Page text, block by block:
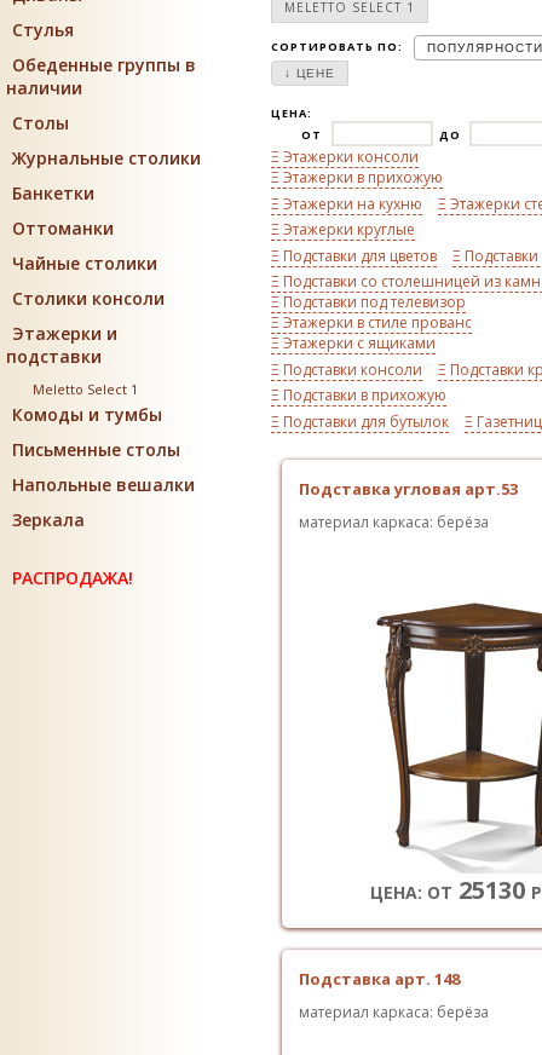
Стулья
Обеденные группы в
наличии
Столы
Журнальные столики
Банкетки
Оттоманки
Чайные столики
Столики консоли
Этажерки и
подставки
Meletto Select 1
Комоды и тумбы
Письменные столы
Напольные вешалки
Зеркала
РАСПРОДАЖА!
MELETTO SELECT 1
СОРТИРОВАТЬ ПО:
ПОПУЛЯРНОСТИ
↓ ЦЕНЕ
ЦЕНА:
ОТ
ДО
Ξ Этажерки консоли
Ξ Этажерки в прихожую
Ξ Этажерки на кухню
Ξ Этажерки
Ξ Этажерки круглые
Ξ Подставки для цветов
Ξ
Ξ Подставки со столешницей из
Ξ Подставки под телевизор
Ξ Этажерки в стиле прованс
Ξ Этажерки с ящиками
Ξ Подставки консоли
Ξ Подставки
Ξ Подставки в прихожую
Ξ Подставки для бутылок
Ξ
Подставка угловая арт.53
материал каркаса: берёза
ЦЕНА: ОТ 25130
Подставка арт. 148
материал каркаса: берёза